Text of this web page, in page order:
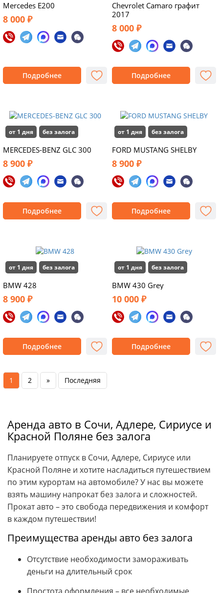
Аренда авто в Сочи, Адлере, Сириусе и
Красной Поляне без залога
Планируете отпуск в Сочи, Адлере, Сириусе или
Красной Поляне и хотите насладиться путешествием
по этим курортам на автомобиле? У нас вы можете
взять машину напрокат без залога и сложностей.
Прокат авто – это свобода передвижения и комфорт
в каждом путешествии!
Преимущества аренды авто без залога
Отсутствие необходимости замораживать
деньги на длительный срок
Mercedes E200
8 000 ₽
Подробнее
Chevrolet Camaro графит
2017
8 000 ₽
Подробнее
от 1 дня без залога
MERCEDES-BENZ GLC 300
8 900 ₽
Подробнее
от 1 дня без залога
FORD MUSTANG SHELBY
8 900 ₽
Подробнее
от 1 дня без залога
BMW 428
8 900 ₽
Подробнее
от 1 дня без залога
BMW 430 Grey
10 000 ₽
Подробнее
1 2 » Последняя